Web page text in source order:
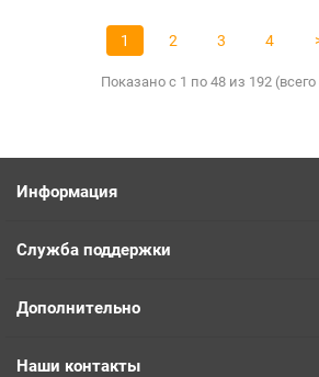
1 2 3 4
Показано с 1 по 48 из 192
Информация
Служба поддержки
Дополнительно
Наши контакты